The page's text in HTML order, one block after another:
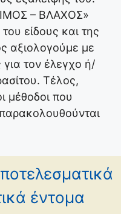
– ΒΛΑΧΟΣ»
είδους και της
αξιολογούμε με
για τον έλεγχο ή/
Τέλος,
μέθοδοι που
έντομα